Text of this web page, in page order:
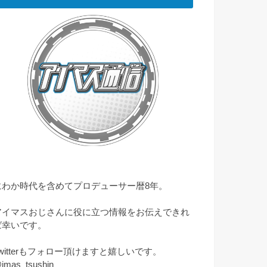
わか時代を含めてプロデューサー暦8年。
イマスおじさんに役に立つ情報をお伝えできれ
いです。
もフォロー頂けますと嬉しいです。